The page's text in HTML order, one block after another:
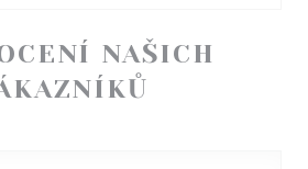
NAŠICH